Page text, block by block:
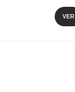
VER